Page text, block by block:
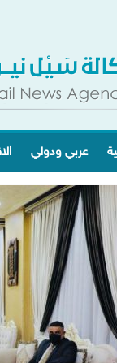
عربي ودولي